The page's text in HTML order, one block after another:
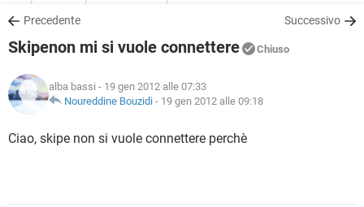
iOS
INSTAGRAM WHATSAPP
TIKTOK
HARDWARE
COVID-19
INSTAGRAM WHATSAPP
TIKTOK
HARDWARE
DOWNLOAD
COVID-19 GAMING
INTRATTENIMENTO
iOS WINDOWS 10
INSTAGRAM WHATSAPP
FORUM
COVID-19 GAMING
INTRATTENIMENTO
iOS WINDOWS 10
GLOSSARIO
COVID-19
Precedente Successivo
Skipenon mi si vuole connettere Chiuso
alba bassi - 19 gen 2012 alle 07:33
Noureddine Bouzidi - 19 gen 2012 alle 09:18
Ciao, skipe non si vuole connettere perchè